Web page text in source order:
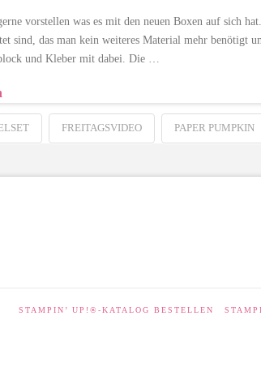
vorstellen was es mit den neuen Boxen auf sich
sind, das man kein weiteres Material mehr benötigt
und Kleber mit dabei. Die …
FREITAGSVIDEO PAPER PUMPKIN
STAMPIN’ UP!®-KATALOG BESTELLEN